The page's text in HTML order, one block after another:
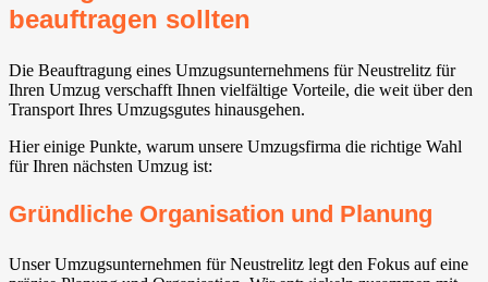
beauftragen sollten
Die Beauftragung eines Umzugsunternehmens für Neustrelitz für
Ihren Umzug verschafft Ihnen vielfältige Vorteile, die weit über den
Transport Ihres Umzugsgutes hinausgehen.
Hier einige Punkte, warum unsere Umzugsfirma die richtige Wahl
für Ihren nächsten Umzug ist:
Gründliche Organisation und Planung
Unser Umzugsunternehmen für Neustrelitz legt den Fokus auf eine